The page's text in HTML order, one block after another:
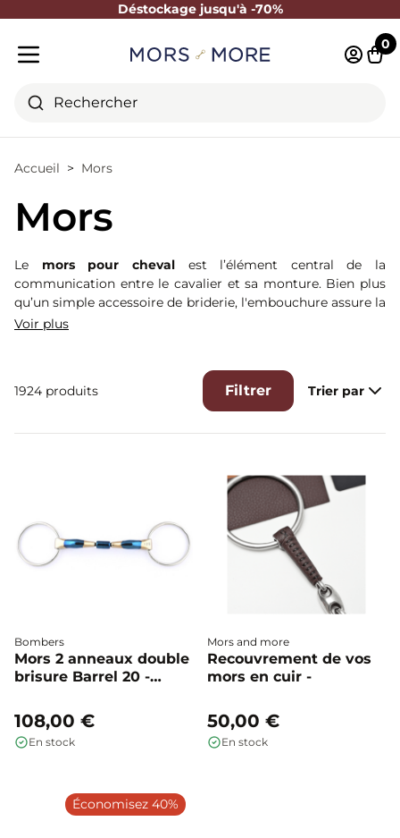
Déstockage jusqu'à -70%
Fermer
Rechercher
0
Accueil Mors
Mors
Le mors pour chevalest l’élément central de la
communication entre le cavalier et sa monture. Bien plus
qu’un simple accessoire de briderie, l'embouchure assure la
transmission des aides et le confort du cheval au travail.
olives, Verdun ou embouchures plus techniques comme le
Pelham ou le levier. Que vous cherchiez un alliage
spécifique (Cyprium, Sensogan, Cuivre) ou un canon
innovant (résine, cuir), notre expertise vous accompagne
Voir plus
1924 produits Filtrer Trier par
Bombers
Mors 2 anneaux double
brisure Barrel 20 -
108,00 €
En stock
Mors and more
Recouvrement de vos
mors en cuir -
50,00 €
En stock
Économisez 40%